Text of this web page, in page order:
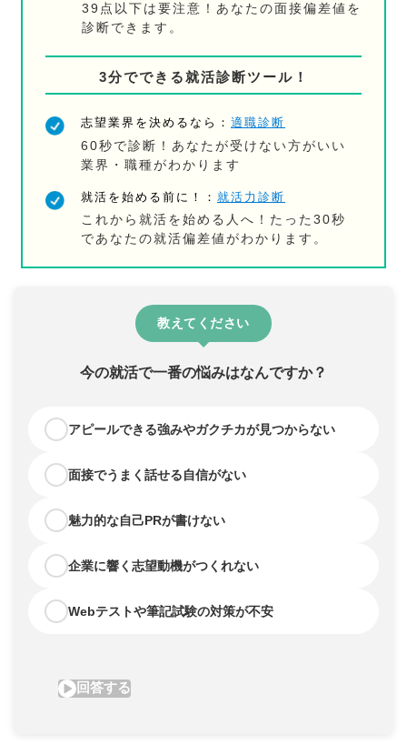
39点以下は要注意！あなたの面接偏差値を
診断できます。
3分でできる就活診断ツール！
志望業界を決めるなら：適職診断
60秒で診断！あなたが受けない方がいい
業界・職種がわかります
就活を始める前に！：就活力診断
これから就活を始める人へ！たった30秒
であなたの就活偏差値がわかります。